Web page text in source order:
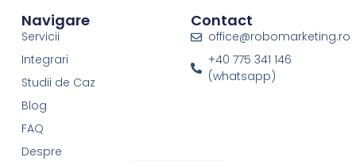
Navigare
Servicii
Integrari
Studii de Caz
Blog
FAQ
Despre
Contact
office@robomarketing.ro
+40 775 341 146
(whatsapp)